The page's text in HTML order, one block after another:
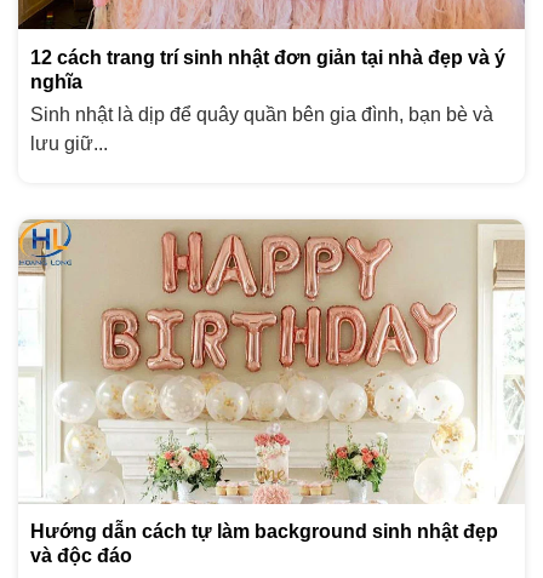
12 cách trang trí sinh nhật đơn giản tại nhà đẹp và ý
nghĩa
Sinh nhật là dịp để quây quần bên gia đình, bạn bè và
lưu giữ...
Hướng dẫn cách tự làm background sinh nhật đẹp
và độc đáo